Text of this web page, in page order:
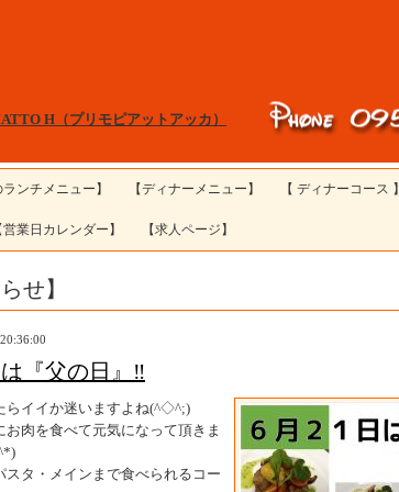
H（プリモピアットアッカ）
ランチメニュー】 【ディナーメニュー】 【 ディナーコース 】
営業日カレンダー】 【求人ページ】
せ】
『父の日』‼
らイイか迷いますよね(^◇^;)
お肉を食べて元気になって頂きま
スタ・メインまで食べられるコー